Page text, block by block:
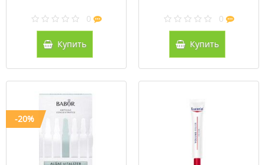
0
Купить
0
Купить
-20%